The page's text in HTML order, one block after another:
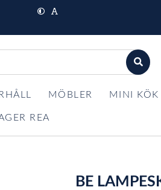
MÖBLER MINI KÖK
REA
BE